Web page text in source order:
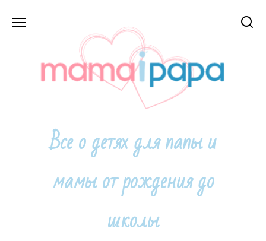
Все о детях для папы и
мамы от рождения до
школы